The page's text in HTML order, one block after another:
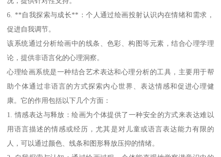
6. **自我探索与成长**：个人通过绘画投射认识内在情绪和需求，
促进自我调节。
该系统通过分析绘画中的线条、色彩、构图等元素，结合心理学理
论，提供非语言化的心理洞察。
心理绘画系统是一种结合艺术表达和心理分析的工具，主要用于帮
助个体通过非语言的方式探索内心世界、表达情感和促进心理健
康。它的作用包括以下几个方面：
1. 情感表达与释放：绘画为个体提供了一种安全的方式来表达难以
用语言描述的情感或经历，尤其是对儿童或语言表达能力有限的
人，可以通过颜色、线条和图形释放压抑的情绪。